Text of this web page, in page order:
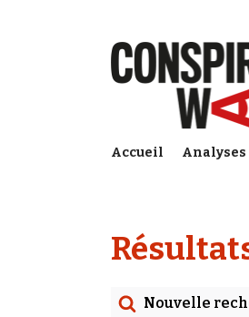
Accueil Analyses
Nouvelle